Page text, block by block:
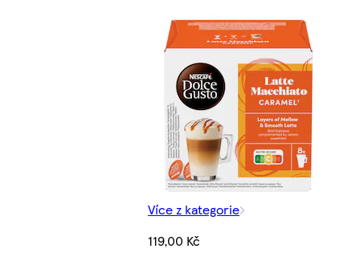
Více z kategorie
119,00 Kč